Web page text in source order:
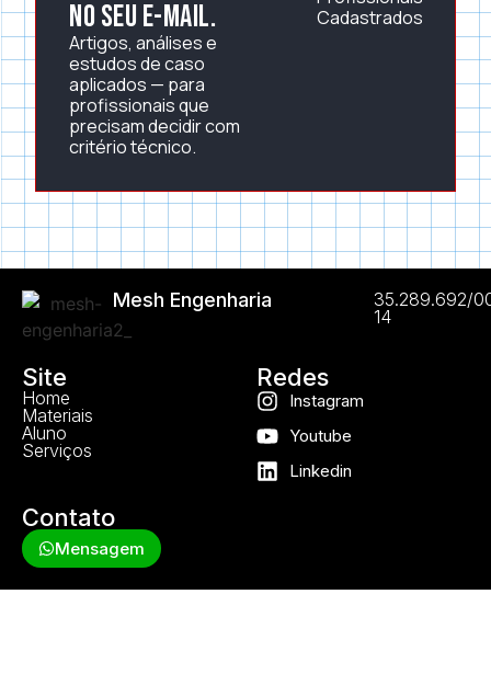
no seu e-mail.
Artigos, análises e
estudos de caso
aplicados — para
profissionais que
precisam decidir com
critério técnico.
Cadastrados
Mesh Engenharia
35.289.692/
14
Site
Home
Materiais
Aluno
Serviços
Redes
Instagram
Youtube
Linkedin
Contato
Mensagem